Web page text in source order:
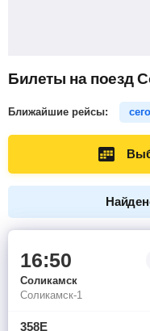
Билеты на поезд
Ближайшие рейсы:
16:50
Соликамск
Соликамск-1
358Е